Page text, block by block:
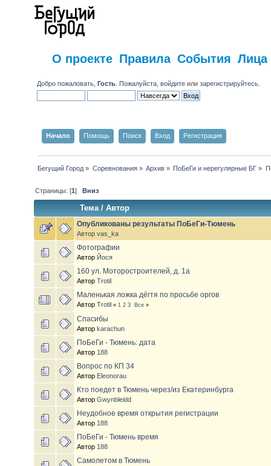
О проекте Правила События Лица
Добро пожаловать,Гость . Пожалуйста,войдите илизарегистрируйтесь
Начало Помощь Поиск Вход Регистрация
Бегущий Город » Соревнования» Архив » ПоБеГи и нерегулярные БГ »
Страницы: [1]Вниз
Тема/Автор
Опубликованы результаты ПоБеГи-Тюмень
Авторvas_ka
Фотографии
Автор Йося
160 ул. Моторостроителей, д. 1а
АвторTrotil
Маленькая ложка дёгтя по просьбе оргов
АвторTrotil «1 2 3 Все »
Спасибы
Автор karachun
ПоБеГи - Тюмень: дата
Автор188
Вопрос по КП 34
Автор Eleonorau
Кто поедет в Тюмень через/из Екатеринбурга
АвторGwynbleidd
Неудобное время открытия регистрации
Автор188
ПоБеГи - Тюмень время
Автор188
Самолетом в Тюмень